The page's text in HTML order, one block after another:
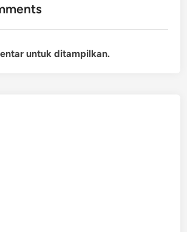
untuk ditampilkan.